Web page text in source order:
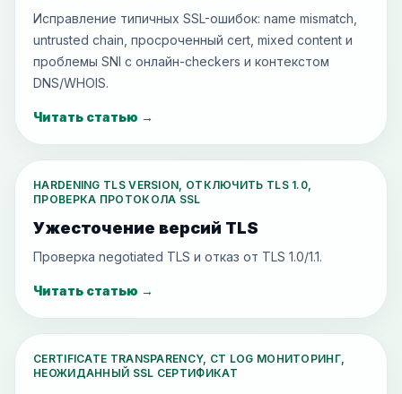
Исправление типичных SSL-ошибок: name mismatch,
untrusted chain, просроченный cert, mixed content и
проблемы SNI с онлайн-checkers и контекстом
DNS/WHOIS.
Читать статью →
HARDENING TLS VERSION, ОТКЛЮЧИТЬ TLS 1.0,
ПРОВЕРКА ПРОТОКОЛА SSL
Ужесточение версий TLS
Проверка negotiated TLS и отказ от TLS 1.0/1.1.
Читать статью →
CERTIFICATE TRANSPARENCY, CT LOG МОНИТОРИНГ,
НЕОЖИДАННЫЙ SSL СЕРТИФИКАТ